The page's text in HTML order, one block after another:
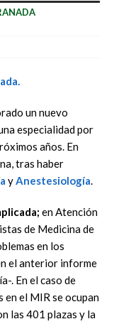
un nuevo
especialidad por
años. En
tras haber
yAnestesiología.
en Atención
de Medicina de
en los
el anterior informe
. En el caso de
en el MIR se ocupan
las 401 plazas y la